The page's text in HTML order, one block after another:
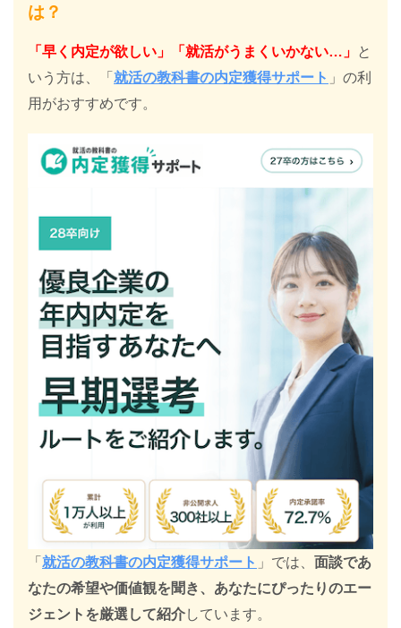
は？
「早く内定が欲しい」「就活がうまくいかない…」 と
いう方は、「 就活の教科書の内定獲得サポート 」の利
用がおすすめです。
「 就活の教科書の内定獲得サポート 」では、 面談であ
なたの希望や価値観を聞き、あなたにぴったりのエー
ジェントを厳選して紹介しています。